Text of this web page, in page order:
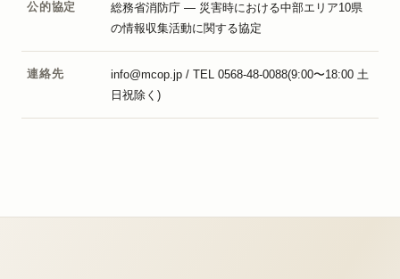
公的協定
総務省消防庁 — 災害時における中部エリア10県
の情報収集活動に関する協定
連絡先
info@mcop.jp / TEL 0568-48-0088(9:00〜18:00 土
日祝除く)